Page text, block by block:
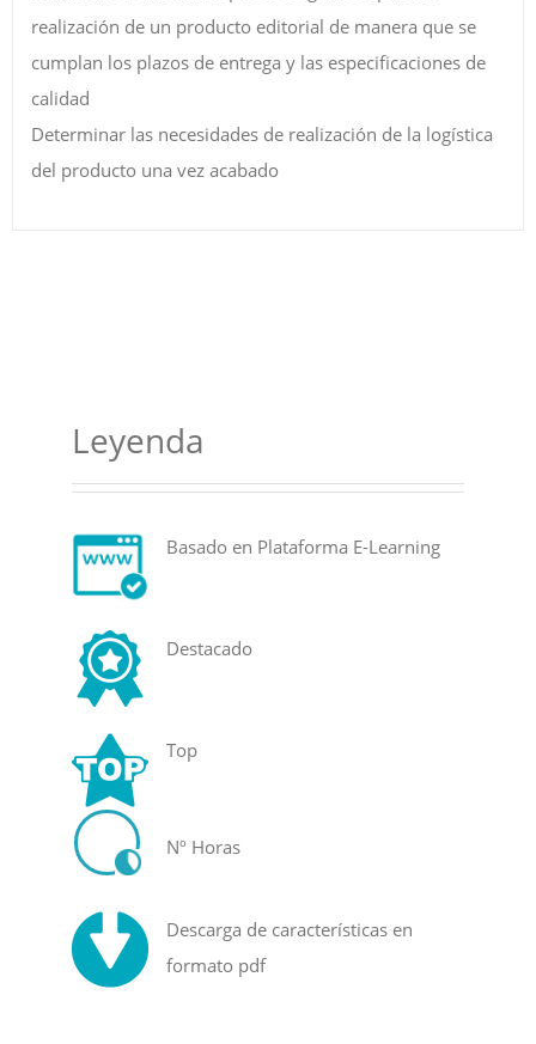
realización de un producto editorial de manera que se
cumplan los plazos de entrega y las especificaciones de
calidad
Determinar las necesidades de realización de la logística
del producto una vez acabado
Leyenda
Basado en Plataforma E-Learning
Destacado
Top
Nº Horas
Descarga de características en
formato pdf